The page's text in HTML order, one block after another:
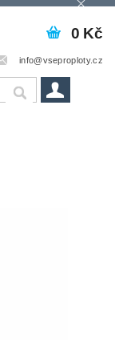
info@vseproploty.cz
0 Kč